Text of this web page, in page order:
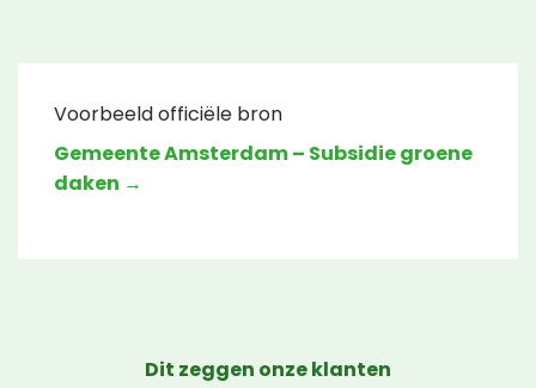
Voorbeeld officiële bron
Gemeente Amsterdam – Subsidie groene
daken →
Dit zeggen onze klanten